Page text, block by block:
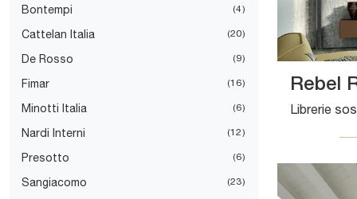
Bontempi 4
Cattelan Italia 20
De Rosso 9
Fimar 16
Minotti Italia 6
Nardi Interni 12
Presotto 6
Sangiacomo 23
Rebel